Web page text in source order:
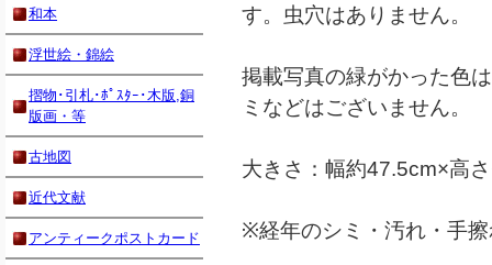
す。虫穴はありません。
掲載写真の緑がかった色
ミなどはございません。
大きさ：幅約47.5cm×高
※経年のシミ・汚れ・手
和本
浮世絵・錦絵
摺物･引札･ﾎﾟｽﾀｰ･木版,銅
版画・等
古地図
近代文献
アンティークポストカード